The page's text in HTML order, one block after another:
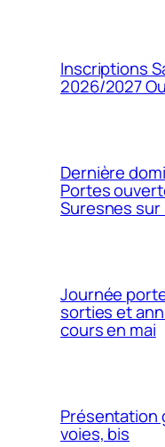
Inscriptions
2026/2027
Dernière
Portes
Suresnes sur
Journée
sorties et
cours en mai
Présentation
voies, bis